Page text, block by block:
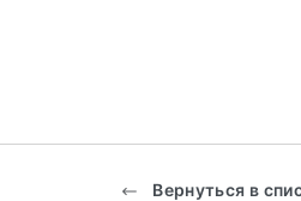
Вернуться в